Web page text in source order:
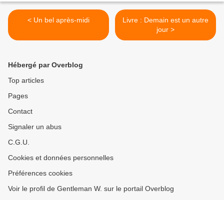
< Un bel après-midi
Livre : Demain est un autre
jour >
Hébergé par Overblog
Top articles
Pages
Contact
Signaler un abus
C.G.U.
Cookies et données personnelles
Préférences cookies
Voir le profil de Gentleman W. sur le portail Overblog